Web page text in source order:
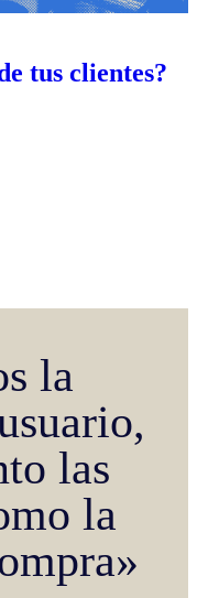
tus clientes?
la
las
la